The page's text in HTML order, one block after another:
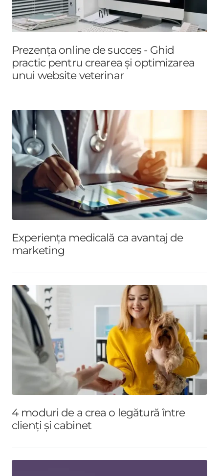
Prezența online de succes - Ghid
practic pentru crearea și optimizarea
unui website veterinar
Experiența medicală ca avantaj de
marketing
4 moduri de a crea o legătură între
clienți și cabinet